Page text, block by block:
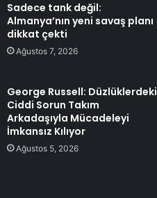
Sadece tank değil:
Almanya’nın yeni savaş planı
dikkat çekti
Ağustos 7, 2026
George Russell: Düzlüklerdeki
Ciddi Sorun Takım
Arkadaşıyla Mücadeleyi
İmkansız Kılıyor
Ağustos 5, 2026